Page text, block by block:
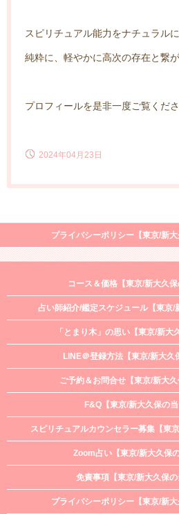
スピリチュアル能力をナチュラルに
純粋に、軽やかに高次の存在と繋が
プロフィールを是非一度ご覧くだ
2024年04月23日
プライバシーポリシー【東京/新大
コース＆価格【東京/新大久保
占い師紹介/鑑定スケジュール【東京/
「とまり木」の思い【東京/新大
LINE＠登録方法【東京/新大久
ご予約＆お問合せ【東京/新大久
F&Q【東京/新大久保の当
スピリチュアルカウンセラー募集【東
Zoom占い【東京/新大久保
免責事項【東京/新大久保の
プライバシーポリシー【東京/新大